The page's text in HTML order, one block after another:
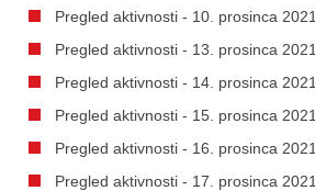
Pregled aktivnosti - 10. prosinca 2021.
Pregled aktivnosti - 13. prosinca 2021.
Pregled aktivnosti - 14. prosinca 2021.
Pregled aktivnosti - 15. prosinca 2021.
Pregled aktivnosti - 16. prosinca 2021.
Pregled aktivnosti - 17. prosinca 2021.